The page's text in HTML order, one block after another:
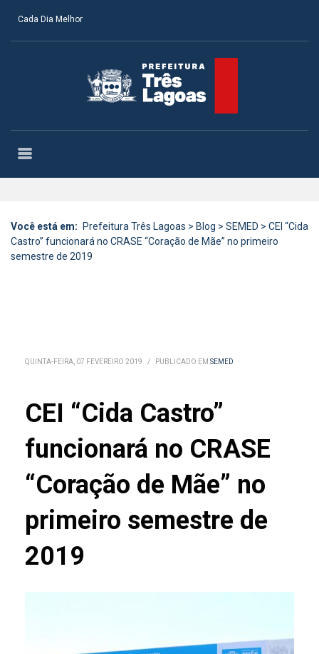
Cada Dia Melhor
Você está em: Prefeitura Três Lagoas > Blog > SEMED > CEI “Cida
Castro” funcionará no CRASE “Coração de Mãe” no primeiro
semestre de 2019
QUINTA-FEIRA, 07 FEVEREIRO 2019 / PUBLICADO EM SEMED
CEI “Cida Castro”
funcionará no CRASE
“Coração de Mãe” no
primeiro semestre de
2019